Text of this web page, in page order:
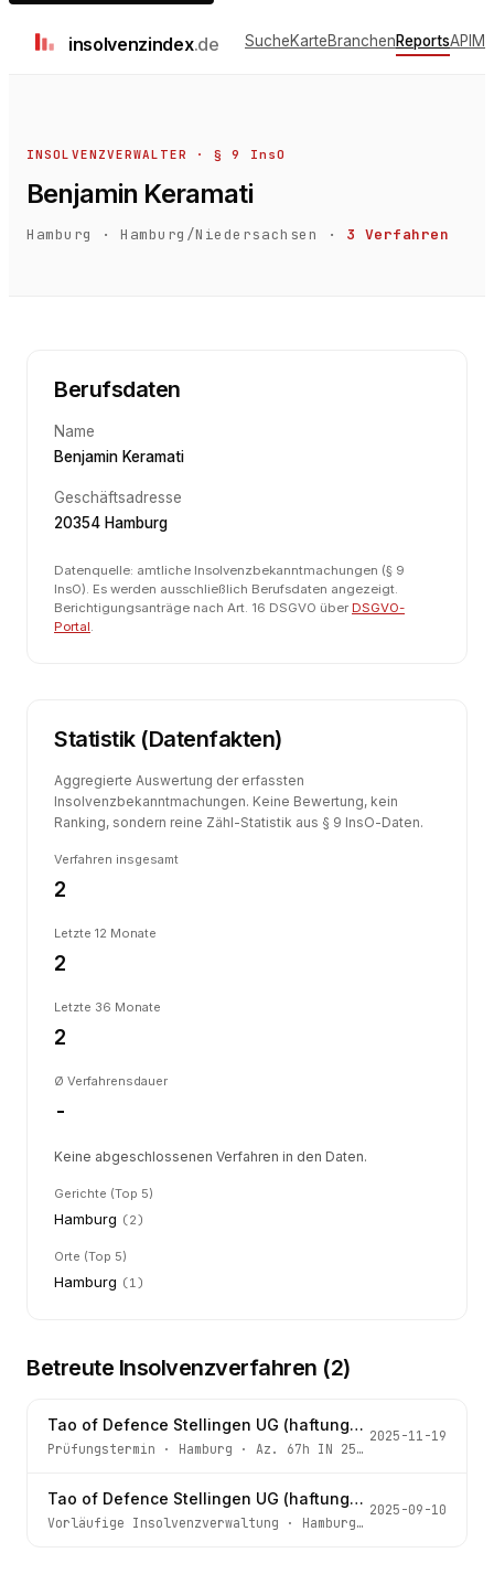
insolvenzindex.de SucheKarteBranchenReportsAPI
INSOLVENZVERWALTER · § 9 InsO
Benjamin Keramati
Hamburg ·Hamburg/Niedersachsen · 3 Verfahren
Berufsdaten
Name
Benjamin Keramati
Geschäftsadresse
20354 Hamburg
Datenquelle: amtliche Insolvenzbekanntmachungen (§ 9
InsO). Es werden ausschließlich Berufsdaten angezeigt.
Berichtigungsanträge nach Art. 16 DSGVO über DSGVO-
Portal.
Statistik (Datenfakten)
Aggregierte Auswertung der erfassten
Insolvenzbekanntmachungen. Keine Bewertung, kein
Ranking, sondern reine Zähl-Statistik aus § 9 InsO-Daten.
Verfahren insgesamt
2
Letzte 12 Monate
2
Letzte 36 Monate
2
Ø Verfahrensdauer
-
Keine abgeschlossenen Verfahren in den Daten.
Gerichte (Top 5)
Hamburg (2)
Orte (Top 5)
Hamburg (1)
Betreute Insolvenzverfahren (2)
Tao of Defence Stellingen UG (haftungsbeschränkt)
Prüfungstermin · Hamburg · Az. 67h IN 255/25
2025-11-19
Tao of Defence Stellingen UG (haftungsbeschränkt)
Vorläufige Insolvenzverwaltung · Hamburg· Az.
2025-09-10